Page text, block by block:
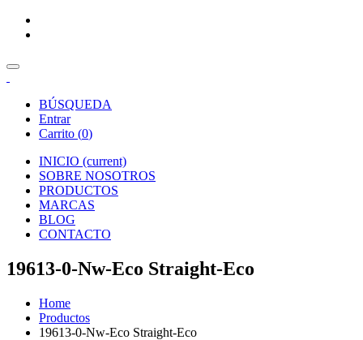
BÚSQUEDA
Entrar
Carrito (0)
INICIO (current)
SOBRE NOSOTROS
PRODUCTOS
MARCAS
BLOG
CONTACTO
19613-0-Nw-Eco Straight-Eco
Home
Productos
19613-0-Nw-Eco Straight-Eco